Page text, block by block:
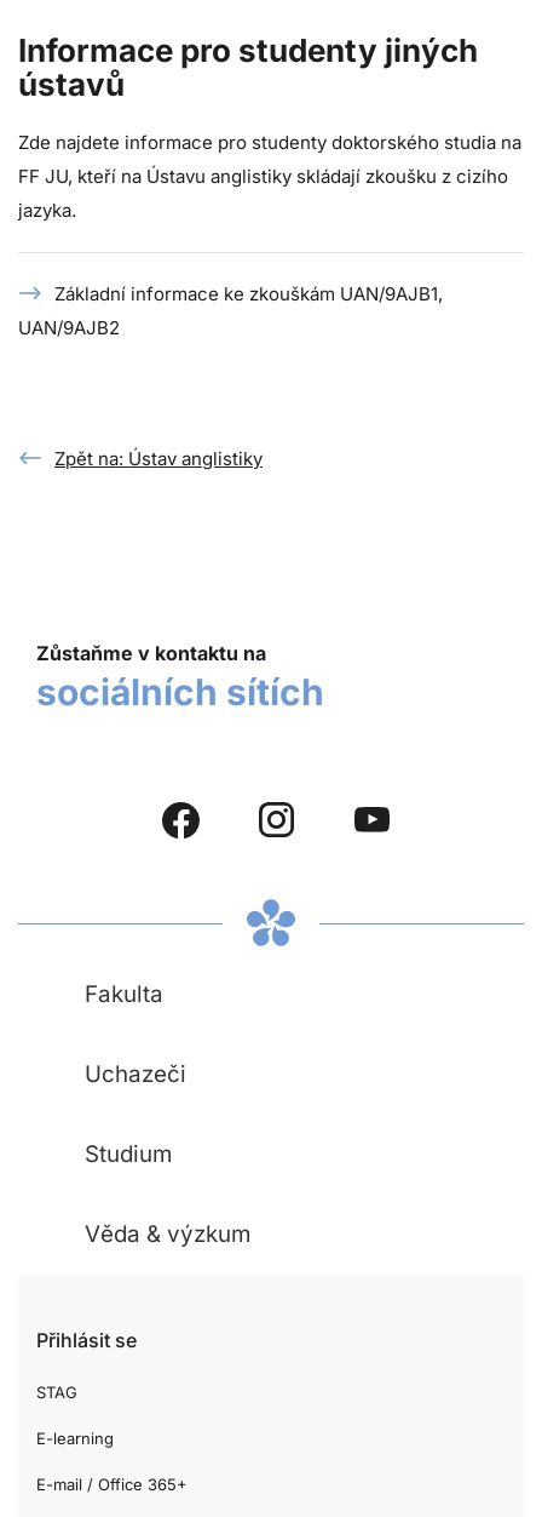
Informace pro studenty jiných
ústavů
Zde najdete informace pro studenty doktorského studia na
FF JU, kteří na Ústavu anglistiky skládají zkoušku z cizího
jazyka.
Základní informace ke zkouškám UAN/9AJB1,
UAN/9AJB2
Zpět na: Ústav anglistiky
Zůstaňme v kontaktu na
sociálních sítích
Fakulta
Uchazeči
Studium
Věda & výzkum
Přihlásit se
STAG
E-learning
E-mail / Office 365+